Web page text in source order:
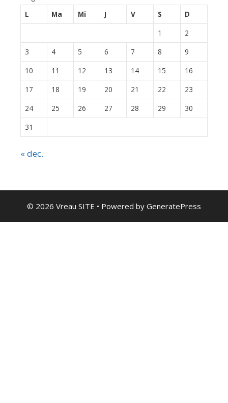
L
Ma Mi J V S
D
1
2
3
4 5 6 7 8
9
10
11 12 13 14 15
16
17
18 19 20 21 22
23
24
25 26 27 28 29
30
31
« dec.
© 2026 Vreau SITE • Powered by GeneratePress